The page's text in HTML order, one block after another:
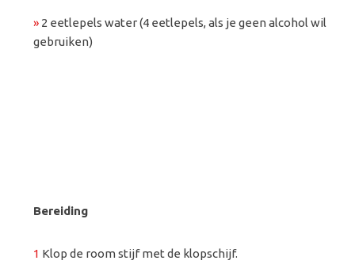
» 2 eetlepels water (4 eetlepels, als je geen alcohol wil
gebruiken)
Bereiding
1 Klop de room stijf met de klopschijf.